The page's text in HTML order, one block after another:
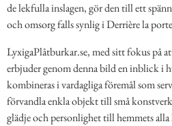
de lekfulla inslagen, gör den till ett
och omsorg falls synlig i Derrière la
LyxigaPlåtburkar.se, med sitt fokus på
erbjuder genom denna bild en inblick i
kombineras i vardagliga föremål som
förvandla enkla objekt till små
glädje och personlighet till hemmets